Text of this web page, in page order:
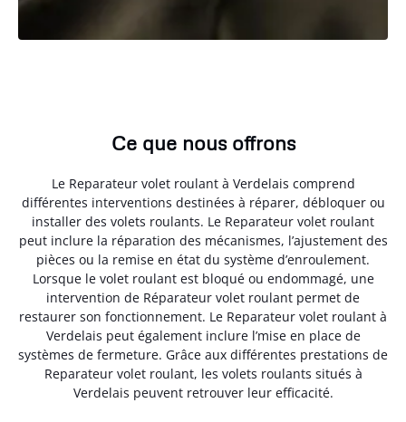
Ce que nous offrons
Le Reparateur volet roulant à Verdelais comprend
différentes interventions destinées à réparer, débloquer ou
installer des volets roulants. Le Reparateur volet roulant
peut inclure la réparation des mécanismes, l’ajustement des
pièces ou la remise en état du système d’enroulement.
Lorsque le volet roulant est bloqué ou endommagé, une
intervention de Réparateur volet roulant permet de
restaurer son fonctionnement. Le Reparateur volet roulant à
Verdelais peut également inclure l’mise en place de
systèmes de fermeture. Grâce aux différentes prestations de
Reparateur volet roulant, les volets roulants situés à
Verdelais peuvent retrouver leur efficacité.